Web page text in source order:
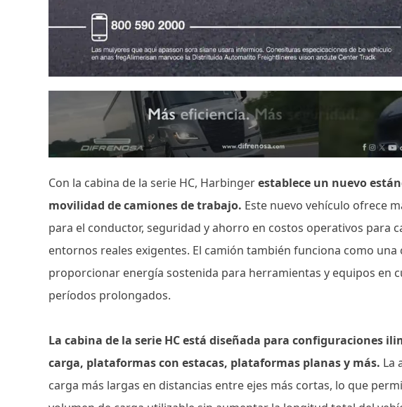
Con la cabina de la serie HC, Harbingerestablece un nuevo
movilidad de camiones de trabajo. Este nuevo vehículo ofrece
para el conductor, seguridad y ahorro en costos operativos para
entornos reales exigentes. El camión también funciona como
proporcionar energía sostenida para herramientas y equipos en
períodos prolongados.
La cabina de la serie HC está diseñada para configuraciones
carga, plataformas con estacas, plataformas planas y más. La
carga más largas en distancias entre ejes más cortas, lo que